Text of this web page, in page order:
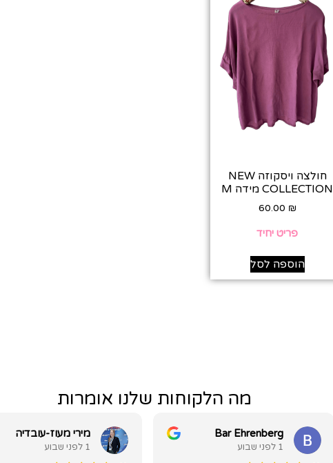
חולצה ויסקוזה NEW
COLLECTION מידה M
60.00 ₪
פריט יחיד
הוספה לסל
מה הלקוחות שלנו אומרות
מירי מעוז-עובדיה Bar Ehrenberg